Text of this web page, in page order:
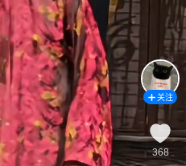
关注
368